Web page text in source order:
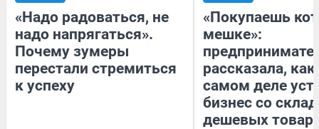
«Надо радоваться, не
надо напрягаться».
Почему зумеры
перестали стремиться
к успеху
«Покупаешь
мешке»:
рассказала, как
самом деле
бизнес со
дешевых